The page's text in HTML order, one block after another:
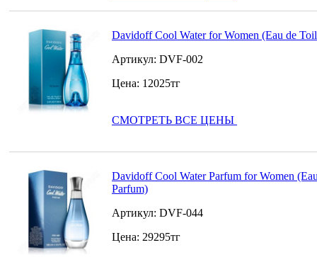
Davidoff Cool Water for Women (Eau de
Артикул: DVF-002
Цена: 12025тг
СМОТРЕТЬ ВСЕ ЦЕНЫ
Davidoff Cool Water Parfum for Women
Parfum)
Артикул: DVF-044
Цена: 29295тг